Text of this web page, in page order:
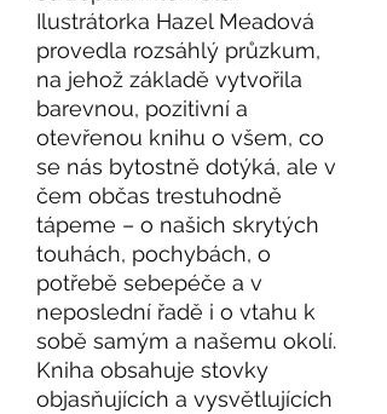
Ilustrátorka Hazel Meadová
provedla rozsáhlý průzkum,
na jehož základě vytvořila
barevnou, pozitivní a
otevřenou knihu o všem, co
se nás bytostně dotýká, ale v
čem občas trestuhodně
tápeme – o našich skrytých
touhách, pochybách, o
potřebě sebepéče a v
neposlední řadě i o vtahu k
sobě samým a našemu okolí.
Kniha obsahuje stovky
objasňujících a vysvětlujících